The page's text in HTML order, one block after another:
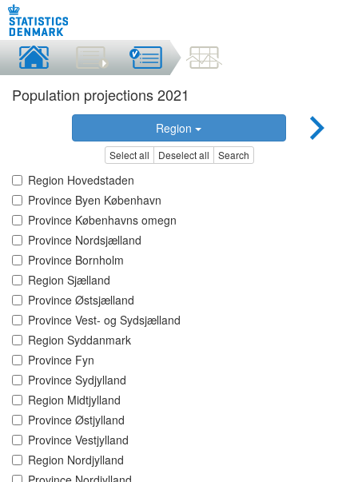
Population projections 2021
Region
Select all Deselect all Search
Region Hovedstaden
Province Byen København
Province Københavns omegn
Province Nordsjælland
Province Bornholm
Region Sjælland
Province Østsjælland
Province Vest- og Sydsjælland
Region Syddanmark
Province Fyn
Province Sydjylland
Region Midtjylland
Province Østjylland
Province Vestjylland
Region Nordjylland